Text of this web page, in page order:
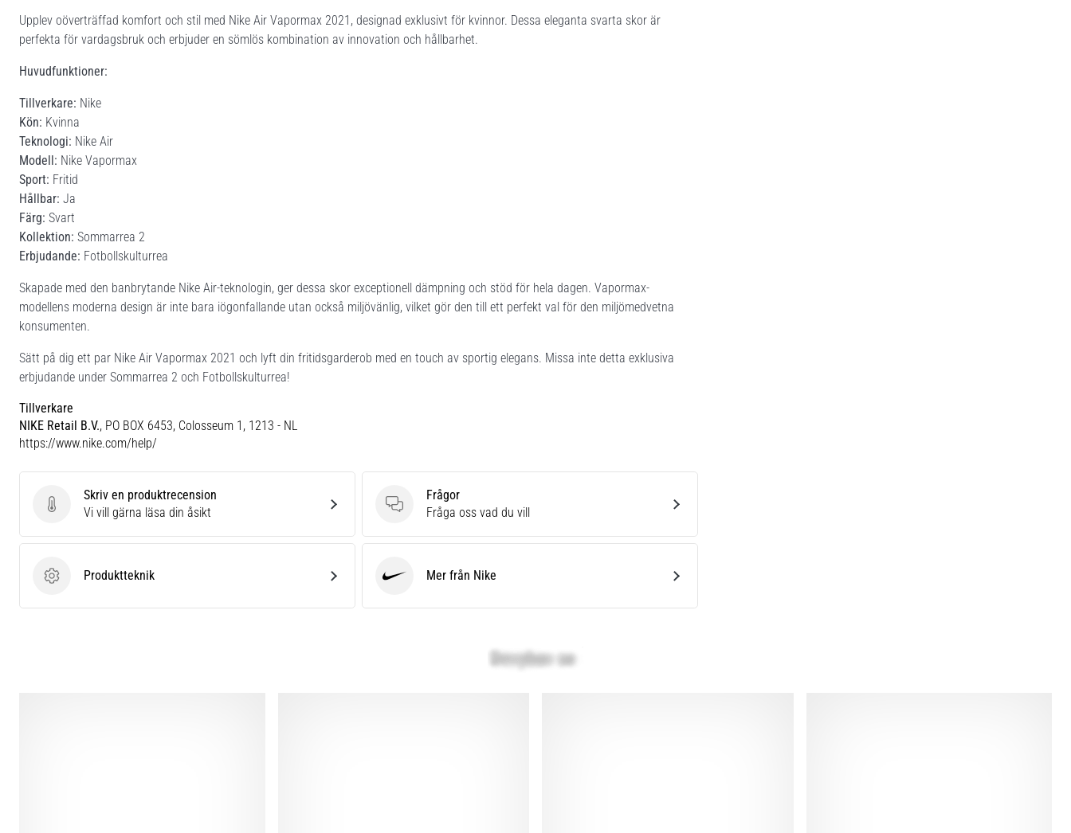
Upplev oöverträffad komfort och stil med Nike Air Vapormax 2021, designad exklusivt för kvinnor. Dessa eleganta svarta skor är
perfekta för vardagsbruk och erbjuder en sömlös kombination av innovation och hållbarhet.
Huvudfunktioner:
Tillverkare: Nike
Kön: Kvinna
Teknologi: Nike Air
Modell: Nike Vapormax
Sport: Fritid
Hållbar: Ja
Färg: Svart
Kollektion: Sommarrea 2
Erbjudande: Fotbollskulturrea
Skapade med den banbrytande Nike Air-teknologin, ger dessa skor exceptionell dämpning och stöd för hela dagen. Vapormax-
modellens moderna design är inte bara iögonfallande utan också miljövänlig, vilket gör den till ett perfekt val för den miljömedvetna
konsumenten.
Sätt på dig ett par Nike Air Vapormax 2021 och lyft din fritidsgarderob med en touch av sportig elegans. Missa inte detta exklusiva
erbjudande under Sommarrea 2 och Fotbollskulturrea!
Tillverkare
NIKE Retail B.V., PO BOX 6453, Colosseum 1, 1213 - NL
https://www.nike.com/help/
Skriv en produktrecension
Skriv en produktrecension
Vi vill gärna läsa din åsikt
Frågor
Frågor
Fråga oss vad du vill
ProduktteknikProduktteknik Mer från Nike